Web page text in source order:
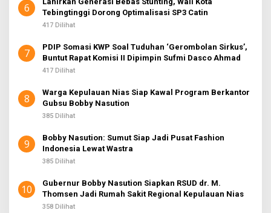
6
Tebingtinggi Dorong Optimalisasi SP3 Catin
417 Dilihat
7
PDIP Somasi KWP Soal Tuduhan ‘Gerombolan Sirkus’,
Buntut Rapat Komisi II Dipimpin Sufmi Dasco Ahmad
417 Dilihat
8
Warga Kepulauan Nias Siap Kawal Program Berkantor
Gubsu Bobby Nasution
385 Dilihat
9
Bobby Nasution: Sumut Siap Jadi Pusat Fashion
Indonesia Lewat Wastra
385 Dilihat
10
Gubernur Bobby Nasution Siapkan RSUD dr. M.
Thomsen Jadi Rumah Sakit Regional Kepulauan Nias
358 Dilihat